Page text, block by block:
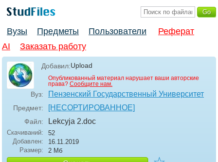
Вузы Предметы Пользователи
Реферат
AI
Заказать работу
Добавил:Upload
Опубликованный материал нарушает ваши авторские
права? Сообщите нам.
Вуз: Пензенский Государственный Университет
Предмет: [НЕСОРТИРОВАННОЕ]
Файл: Lekcyja 2.doc
Скачиваний:
52
Добавлен:
16.11.2019
Размер:
2 Мб